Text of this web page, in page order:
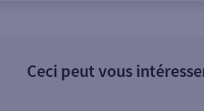
Ceci peut vous